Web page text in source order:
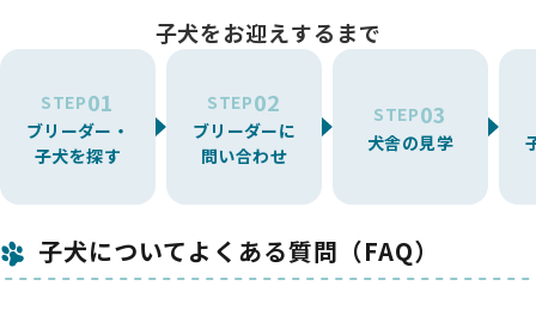
子犬をお迎えするまで
STEP01
ブリーダー・
子犬を探す
STEP02
ブリーダーに
問い合わせ
STEP03
犬舎の見学
子犬についてよくある質問（FAQ）